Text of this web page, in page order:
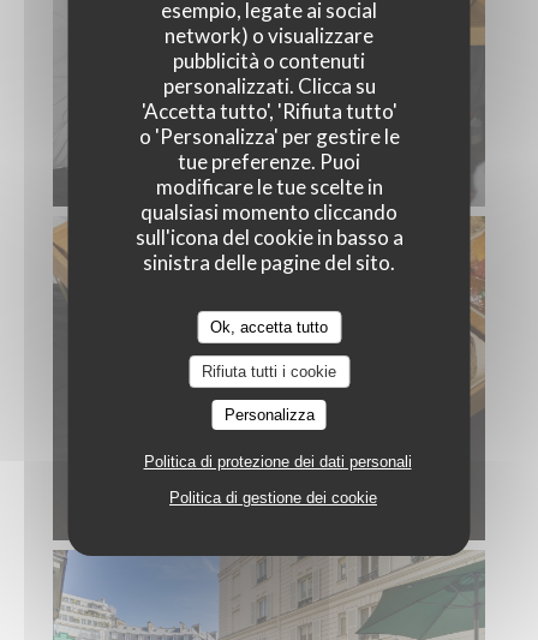
esempio, legate ai social
network) o visualizzare
pubblicità o contenuti
personalizzati. Clicca su
'Accetta tutto', 'Rifiuta tutto'
o 'Personalizza' per gestire le
tue preferenze. Puoi
modificare le tue scelte in
qualsiasi momento cliccando
sull'icona del cookie in basso a
sinistra delle pagine del sito.
Ok, accetta tutto
Rifiuta tutti i cookie
Personalizza
Politica di protezione dei dati personali
Politica di gestione dei cookie